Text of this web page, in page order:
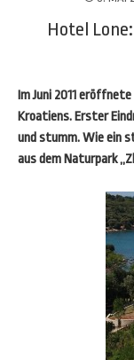
Hotel
Im Juni 2011
Kroatiens. Erster
und stumm. Wie ein
aus dem Naturpark